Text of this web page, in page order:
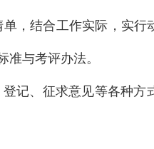
，结合工作实际，实
与考评办法。
记、征求意见等各种